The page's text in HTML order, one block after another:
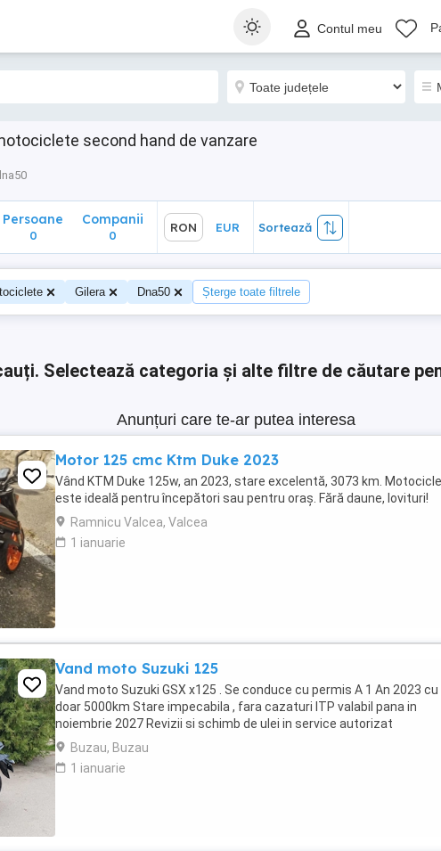
Contul meu
second hand de vanzare
Sortează
Persoane
0
Companii
0
RON EUR Sortează
Gilera Dna50 Șterge toate filtrele
Selectează categoria și alte filtre de căutare
Anunțuri care te-ar putea interesa
Motor 125 cmc Ktm Duke 2023
Vând KTM Duke 125w, an 2023, stare excelentă, 3073 km.
este ideală pentru începători sau pentru oraș. Fără daune, lovituri!
Ramnicu Valcea, Valcea
1 ianuarie
Vand moto Suzuki 125
Vand moto Suzuki GSX x125 . Se conduce cu permis A 1 An 2023 cu
doar 5000km Stare impecabila , fara cazaturi ITP valabil pana in
noiembrie 2027 Revizii si schimb de ulei in service autorizat
Buzau, Buzau
1 ianuarie